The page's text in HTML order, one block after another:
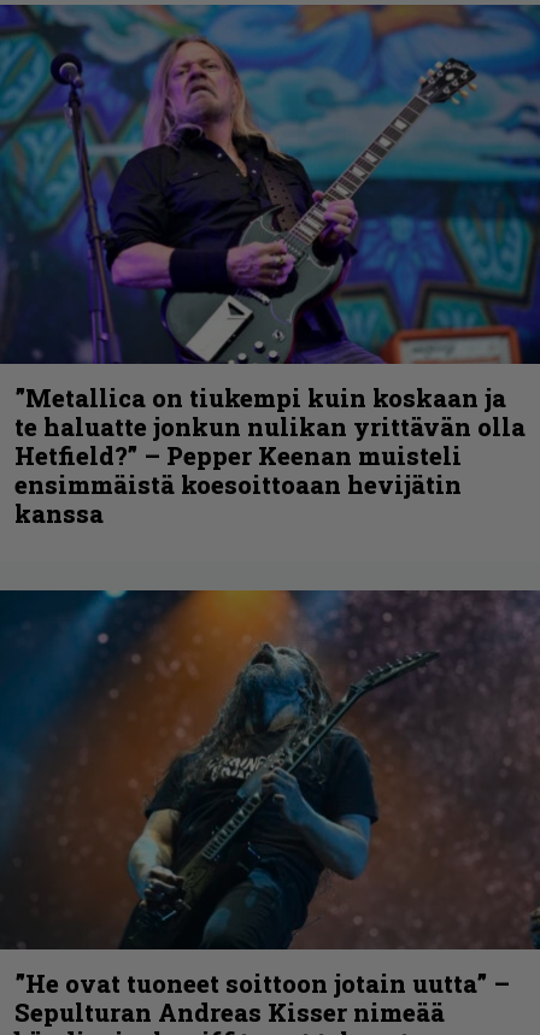
”Metallica on tiukempi kuin koskaan ja
te haluatte jonkun nulikan yrittävän olla
Hetfield?” – Pepper Keenan muisteli
ensimmäistä koesoittoaan hevijätin
kanssa
”He ovat tuoneet soittoon jotain uutta” –
Sepulturan Andreas Kisser nimeää